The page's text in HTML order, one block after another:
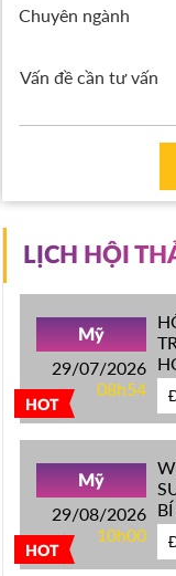
Chuyên ngành
LỊCH HỘI
HOT
Mỹ
29/07/2026
08h54
HOT
Mỹ
29/08/2026
10h00